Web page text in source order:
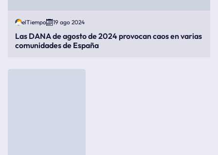
elTiempo 19 ago 2024
Las DANA de agosto de 2024 provocan caos en varias
comunidades de España